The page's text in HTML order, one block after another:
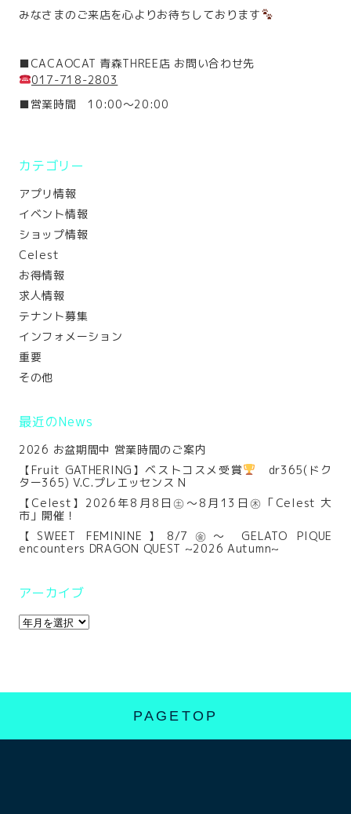
みなさまのご来店を心よりお待ちしております
■CACAOCAT 青森THREE店 お問い合わせ先
017-718-2803
■営業時間 10:00～20:00
カテゴリー
アプリ情報
イベント情報
ショップ情報
Celest
お得情報
求人情報
テナント募集
インフォメーション
重要
その他
最近のNews
2026 お盆期間中 営業時間のご案内
【Fruit GATHERING】ベストコスメ受賞
dr365(ドク
ター365) V.C.プレエッセンス N
【Celest】2026年8月8日㊏～8月13日㊍「Celest 大
市」開催！
【SWEET FEMININE】8/7㊎～ GELATO PIQUE
encounters DRAGON QUEST ~2026 Autumn~
アーカイブ
PAGETOP